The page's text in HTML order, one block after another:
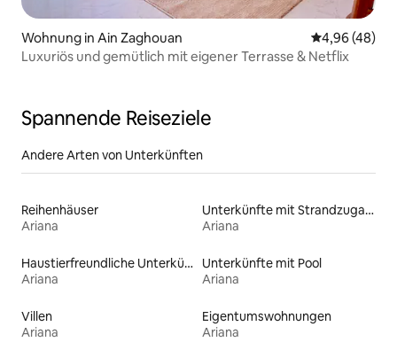
Wohnung in Ain Zaghouan
4,96 (48)
Luxuriös und gemütlich mit eigener Terrasse & Netflix
Spannende Reiseziele
Andere Arten von Unterkünften
Reihenhäuser
Ariana
Unterkünfte mit Strandzugang
Ariana
Haustierfreundliche Unterkünfte
Ariana
Unterkünfte mit Pool
Ariana
Villen
Ariana
Eigentumswohnungen
Ariana